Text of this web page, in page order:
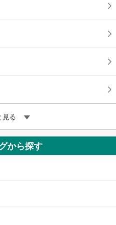
見る
から探す